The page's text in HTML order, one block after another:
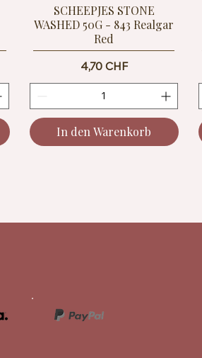
SCHEEPJES STONE
WASHED 50G - 843 Realgar
Red
Preis
4,70 CHF
In den Warenkorb